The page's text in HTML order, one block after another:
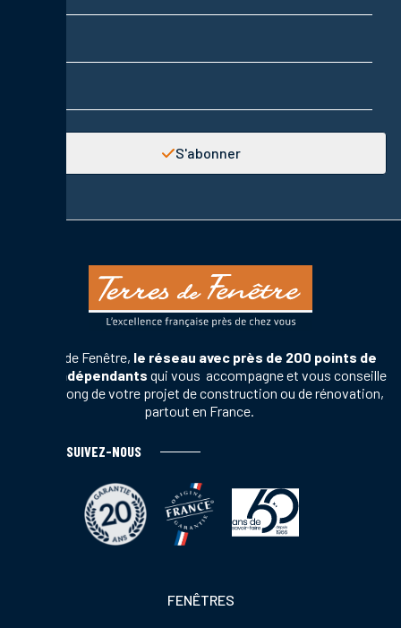
S'abonner
Terres de Fenêtre, le réseau avec près de 200 points de
vente indépendants qui vous accompagne et vous conseille
tout au long de votre projet de construction ou de rénovation,
partout en France.
SUIVEZ-NOUS
FENÊTRES